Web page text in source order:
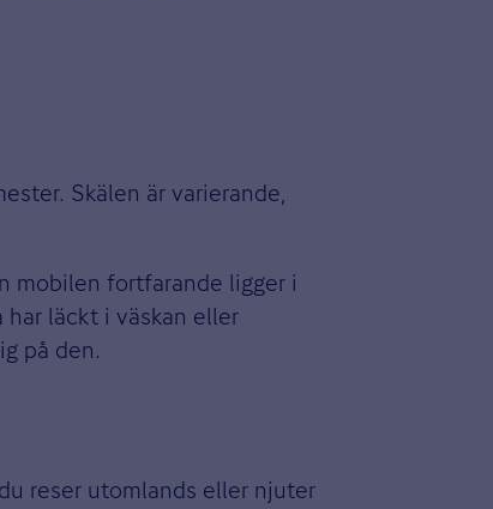
Skälen är varierande,
mobilen fortfarande ligger i
läckt i väskan eller
på den.
reser utomlands eller njuter